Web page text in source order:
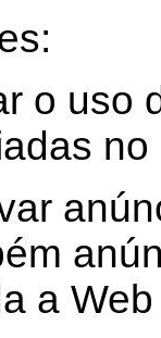
o uso
a